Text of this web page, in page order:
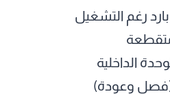
رغم التشغيل
الداخلية
وعودة)